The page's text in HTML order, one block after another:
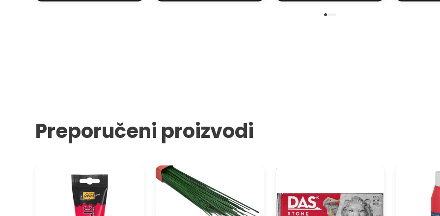
Preporučeni proizvodi
Žica za aranžiranje cveća
prečnik 1 mm - 1 kom
Masa za modeliranje DAS -
Akrilna boja